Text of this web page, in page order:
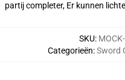
partij completer, Er kunnen
SKU:
Categorieën:Sword